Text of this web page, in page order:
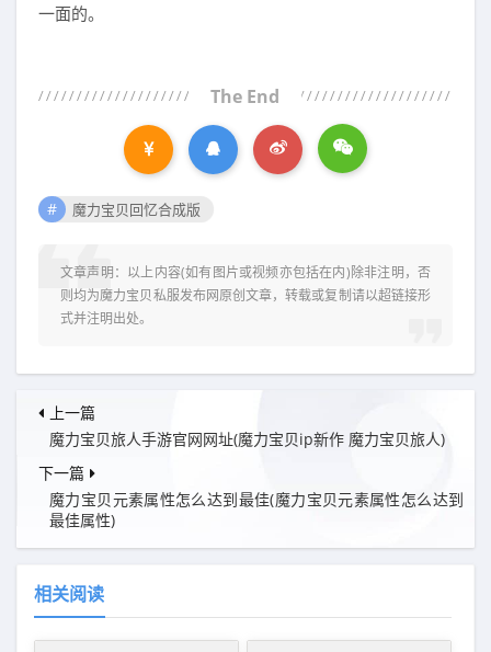
一面的。
The End
魔力宝贝回忆合成版
文章声明：以上内容(如有图片或视频亦包括在内)除非注明，否
则均为魔力宝贝私服发布网原创文章，转载或复制请以超链接形
式并注明出处。
上一篇
魔力宝贝旅人手游官网网址(魔力宝贝ip新作 魔力宝贝旅人)
下一篇
魔力宝贝元素属性怎么达到最佳(魔力宝贝元素属性怎么达到
最佳属性)
相关阅读